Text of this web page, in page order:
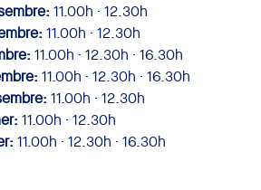
11.00h · 12.30h
11.00h · 12.30h
11.00h · 12.30h · 16.30h
11.00h · 12.30h · 16.30h
11.00h · 12.30h
11.00h · 12.30h
11.00h · 12.30h · 16.30h